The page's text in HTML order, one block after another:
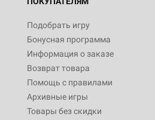
Подобрать игру
Бонусная программа
Информация о заказе
Возврат товара
Помощь с правилами
Архивные игры
Товары без скидки